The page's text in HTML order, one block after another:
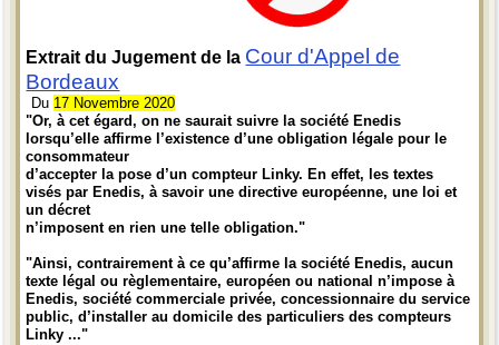
Extrait du Jugement de la Cour d'Appel de
Bordeaux
Du 17 Novembre 2020
"Or, à cet égard, on ne saurait suivre la société Enedis
lorsqu’elle affirme l’existence d’une obligation légale pour le
consommateur
d’accepter la pose d’un compteur Linky. En effet, les textes
visés par Enedis, à savoir une directive européenne, une loi et
un décret
n’imposent en rien une telle obligation."
"Ainsi, contrairement à ce qu’affirme la société Enedis, aucun
texte légal ou règlementaire, européen ou national n’impose à
Enedis, société commerciale privée, concessionnaire du service
public, d’installer au domicile des particuliers des compteurs
Linky ..."